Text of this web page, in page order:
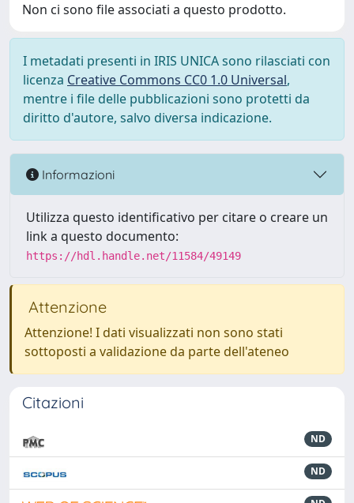
Non ci sono file associati a questo prodotto.
I metadati presenti in IRIS UNICA sono rilasciati con
licenza Creative Commons CC0 1.0 Universal,
mentre i file delle pubblicazioni sono protetti da
diritto d'autore, salvo diversa indicazione.
Informazioni
Utilizza questo identificativo per citare o creare un
link a questo documento:
https://hdl.handle.net/11584/49149
Attenzione
Attenzione! I dati visualizzati non sono stati
sottoposti a validazione da parte dell'ateneo
Citazioni
ND
ND